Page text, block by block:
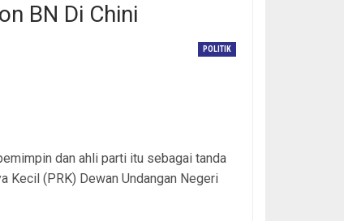
BN Di Chini
POLITIK
dan ahli parti itu sebagai tanda
Kecil (PRK) Dewan Undangan Negeri